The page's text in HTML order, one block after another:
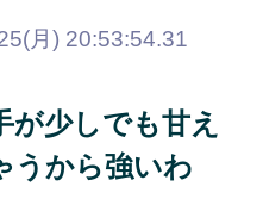
月) 20:53:54.31
が少しでも甘え
うから強いわ